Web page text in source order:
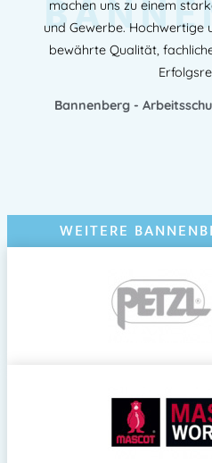
machen uns zu einem
und Gewerbe. Hochwertige
bewährte Qualität,
Bannenberg -
WEITERE